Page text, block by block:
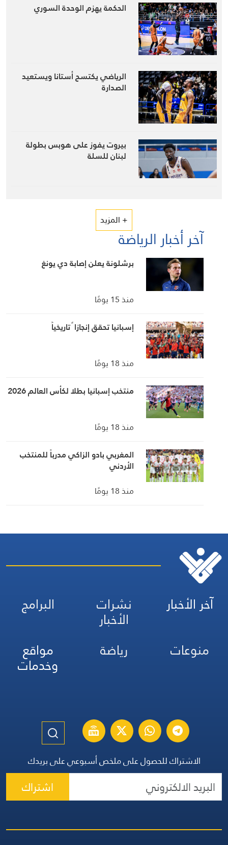
الحكمة يهزم الوحدة السوري
الرياضي يكتسح أستانا ويستعيد
الصدارة
بيروت يفوز على هوبس بطولة
لبنان للسلة
+ المزيد
آخر أخبار الرياضة
برشلونة يعلن إصابة دي يونغ
منذ 15 يومًا
إسبانيا تحقق إنجازا ً تاريخياً
منذ 18 يومًا
منتخب إسبانيا بطلا لكأس العالم 2026
منذ 18 يومًا
المغربي بادو الزاكي مدرباً للمنتخب
الأردني
منذ 18 يومًا
آخر الأخبار نشرات
الأخبار
البرامج
منوعات
رياضة مواقع
وخدمات
الاشتراك للحصول على ملخص أسبوعي على بريدك
اشتراك